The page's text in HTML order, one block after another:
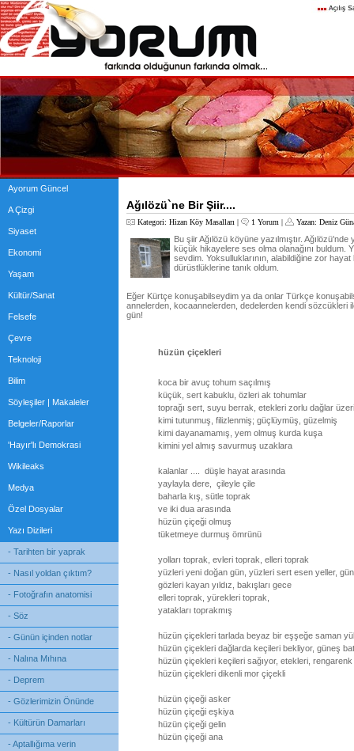
Ayorum Güncel
A Çizgi
Siyaset
Ekonomi
Yaşam
Kültür/Sanat
Felsefe
Çevre
Teknoloji
Bilim
Söyleşiler | Makaleler
Belgeler/Raporlar
'Hayır'lı Demokrasi
Wikileaks
Medya
Özel Dosyalar
Yazı Dizileri
- Tarihten bir yaprak
- Nasıl yoldan çıktım?
- Fotoğrafın anatomisi
- Söz
- Günün içinden notlar
- Nalına Mıhına
- Deprem
- Gözlerimizin Önünde
- Kültürün Damarları
- Aptallığıma verin
Ağılözü`ne Bir Şiir....
Kategori: Hizan Köy Masalları | 1 Yorum | Yazan: Deniz
Bu şiir Ağılözü köyüne yazılmıştır.
küçük hikayelere ses olma olanağını buldum.
sevdim. Yoksulluklarının, alabildiğine zor
dürüstlüklerine tanık oldum.
Eğer Kürtçe konuşabilseydim ya da onlar Türkçe
annelerden, kocaannelerden, dedelerden kendi sözcükleri
gün!
hüzün çiçekleri
koca bir avuç tohum saçılmış
küçük, sert kabuklu, özleri ak tohumlar
toprağı sert, suyu berrak, etekleri zorlu dağlar
kimi tutunmuş, filizlenmiş; güçlüymüş, güzelmiş
kimi dayanamamış, yem olmuş kurda kuşa
kimini yel almış savurmuş uzaklara
kalanlar .... düşle hayat arasında
yaylayla dere, çileyle çile
baharla kış, sütle toprak
ve iki dua arasında
hüzün çiçeği olmuş
tüketmeye durmuş ömrünü
yolları toprak, evleri toprak, elleri toprak
yüzleri yeni doğan gün, yüzleri sert esen yeller,
gözleri kayan yıldız, bakışları gece
elleri toprak, yürekleri toprak,
yatakları toprakmış
hüzün çiçekleri tarlada beyaz bir eşşeğe saman
hüzün çiçekleri dağlarda keçileri bekliyor, güneş
hüzün çiçekleri keçileri sağıyor, etekleri,
hüzün çiçekleri dikenli mor çiçekli
hüzün çiçeği asker
hüzün çiçeği eşkiya
hüzün çiçeği gelin
hüzün çiçeği ana